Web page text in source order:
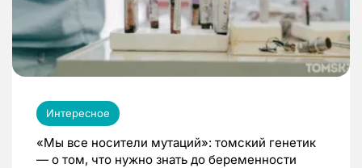
Интересное
«Мы все носители мутаций»: томский генетик
— о том, что нужно знать до беременности